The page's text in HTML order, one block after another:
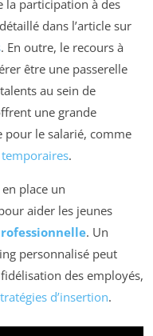
la participation à des
dans l’article sur
. En outre, le recours à
être une passerelle
au sein de
une grande
pour le salarié, comme
.
place un
aider les jeunes
. Un
personnalisé peut
des employés,
d’insertion.